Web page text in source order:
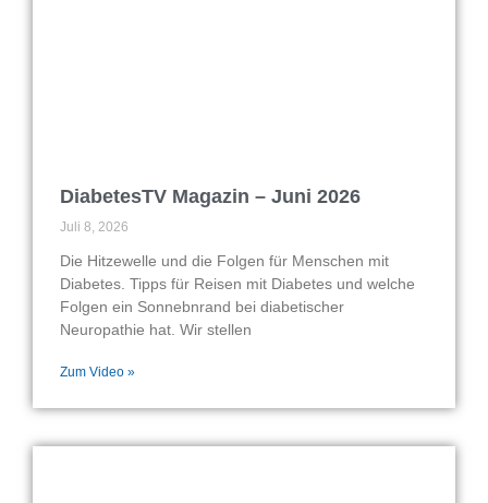
DiabetesTV Magazin – Juni 2026
Juli 8, 2026
Die Hitzewelle und die Folgen für Menschen mit
Diabetes. Tipps für Reisen mit Diabetes und welche
Folgen ein Sonnebnrand bei diabetischer
Neuropathie hat. Wir stellen
Zum Video »